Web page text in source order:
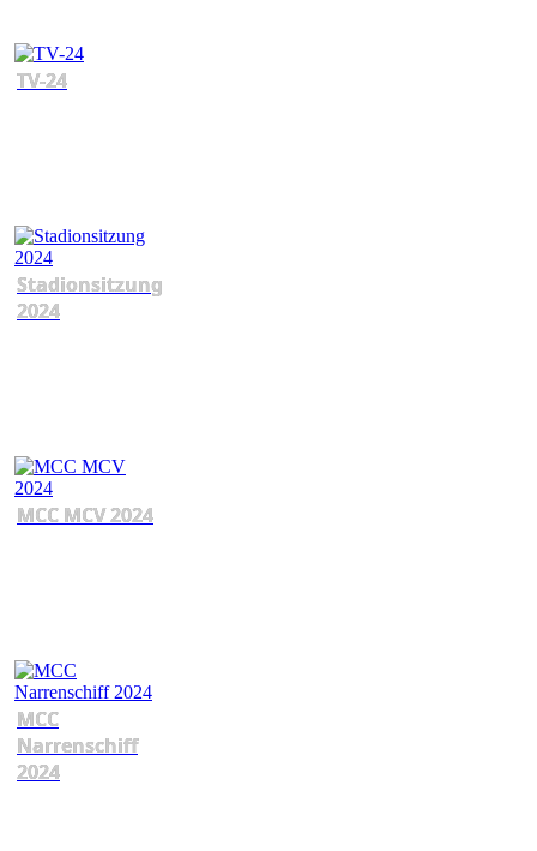
TV-24
Stadionsitzung
2024
MCC MCV 2024
MCC
Narrenschiff
2024